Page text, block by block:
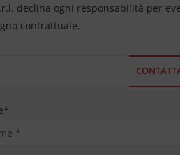
declina ogni responsabilità per
contrattuale.
*